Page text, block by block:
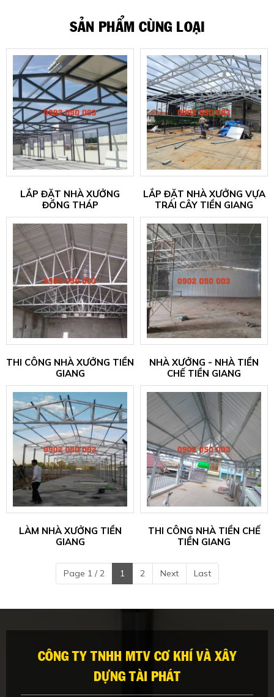
SẢN PHẨM CÙNG LOẠI
LẮP ĐẶT NHÀ XƯỞNG
ĐỒNG THÁP
LẮP ĐẶT NHÀ XƯỞNG VỰA
TRÁI CÂY TIỀN GIANG
THI CÔNG NHÀ XƯỞNG TIỀN
GIANG
NHÀ XƯỞNG - NHÀ TIỀN
CHẾ TIỀN GIANG
LÀM NHÀ XƯỞNG TIỀN
GIANG
THI CÔNG NHÀ TIỀN CHẾ
TIỀN GIANG
Page 1 / 2 1 2 Next Last
CÔNG TY TNHH MTV CƠ KHÍ VÀ XÂY
DỰNG TÀI PHÁT